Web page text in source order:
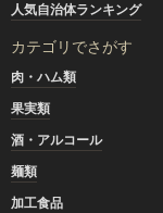
人気自治体ランキング
カテゴリでさがす
肉・ハム類
果実類
酒・アルコール
麺類
加工食品